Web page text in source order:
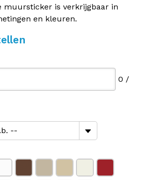
muursticker is verkrijgbaar in
en kleuren.
0 /